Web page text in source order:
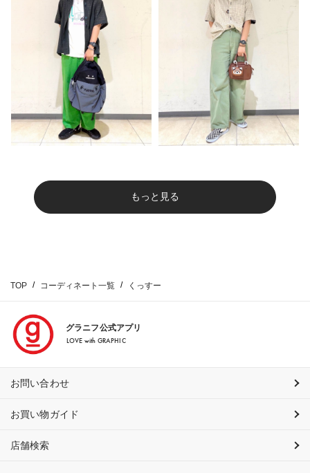
もっと見る
TOP コーディネート一覧 くっすー
グラニフ公式アプリ
LOVE with GRAPHIC
お問い合わせ
お買い物ガイド
店舗検索